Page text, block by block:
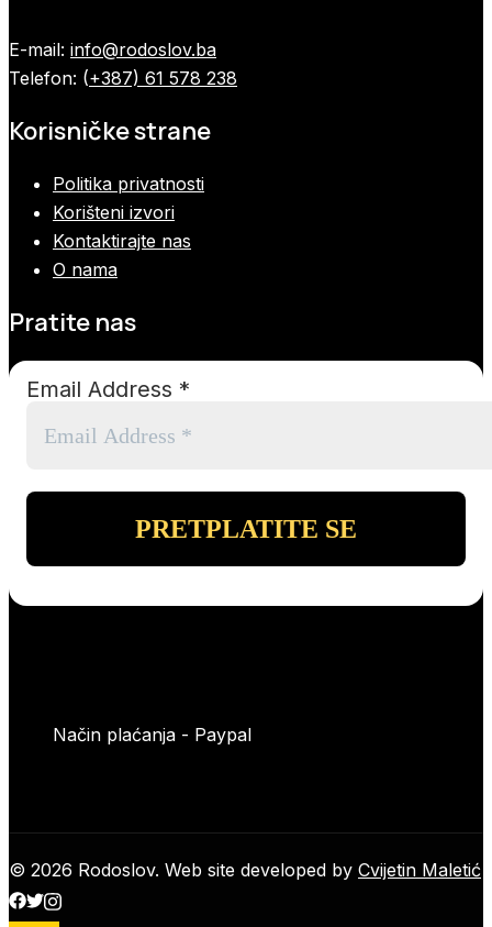
E-mail: info@rodoslov.ba
Telefon: (+387) 61 578 238
Korisničke strane
Politika privatnosti
Korišteni izvori
Kontaktirajte nas
O nama
Pratite nas
Email Address *
Način plaćanja - Paypal
© 2026 Rodoslov. Web site developed by Cvijetin Maletić